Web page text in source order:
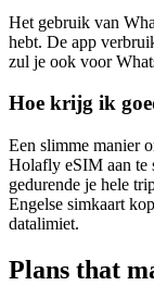
Het gebruik van
hebt. De app
zul je ook voor
Hoe krijg ik
Een slimme manier
Holafly eSIM aan te
gedurende je hele
Engelse simkaart
datalimiet.
Plans that